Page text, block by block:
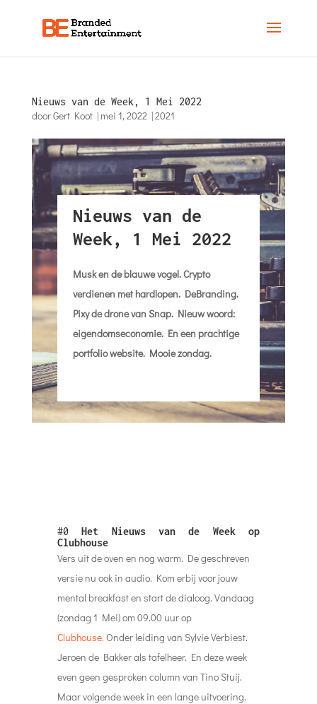
Nieuws van de Week, 1 Mei 2022
doorGert Koot| mei 1, 2022|2021
Nieuws van de
Week, 1 Mei 2022
Musk en de blauwe vogel. Crypto
verdienen met hardlopen. DeBranding.
Pixy de drone van Snap. Nieuw woord:
eigendomseconomie. En een prachtige
portfolio website. Mooie zondag.
#0Het Nieuws van de Week op
Clubhouse
Vers uit de oven en nog warm. De geschreven
versie nu ook in audio. Kom erbij voor jouw
mental breakfast en start de dialoog. Vandaag
(zondag 1 Mei) om 09.00 uur op
Clubhouse. Onder leiding van Sylvie Verbiest.
Jeroen de Bakker als tafelheer. En deze week
even geen gesproken column van Tino Stuij.
Maar volgende week in een lange uitvoering.